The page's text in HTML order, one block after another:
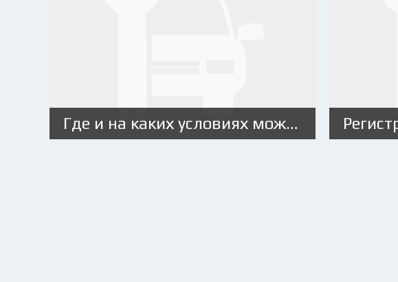
Где и на каких условиях можно оформить частный займ под залог автомобиля?